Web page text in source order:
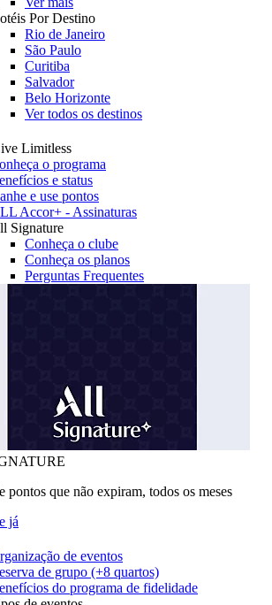
Por Destino
Rio de Janeiro
São Paulo
Curitiba
Salvador
Belo Horizonte
Ver todos os destinos
Limitless
o programa
e status
e use pontos
Accor+ - Assinaturas
Signature
Conheça o clube
Conheça os planos
Perguntas Frequentes
pontos que não expiram, todos os meses
já
de eventos
de grupo (+8 quartos)
do programa de fidelidade